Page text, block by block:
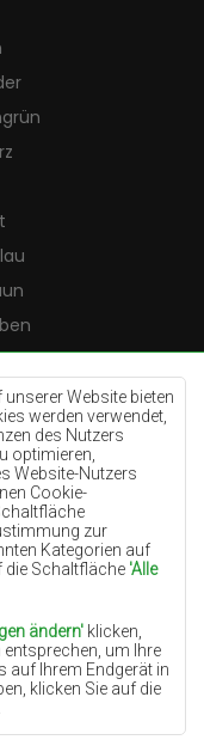
Website bieten
werden verwendet,
des Nutzers
optimieren,
Website-Nutzers
Cookie-
zur
Kategorien auf
die Schaltfläche 'Alle
ändern' klicken,
um Ihre
Ihrem Endgerät in
klicken Sie auf die